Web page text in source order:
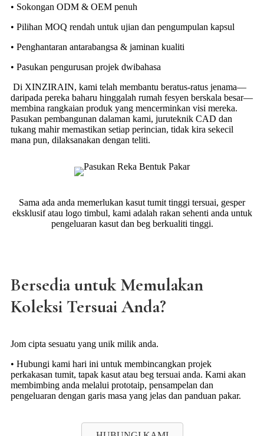
• Sokongan ODM & OEM penuh
• Pilihan MOQ rendah untuk ujian dan pengumpulan kapsul
• Penghantaran antarabangsa & jaminan kualiti
• Pasukan pengurusan projek dwibahasa
Di XINZIRAIN, kami telah membantu beratus-ratus jenama—
daripada pereka baharu hinggalah rumah fesyen berskala besar—
membina rangkaian produk yang mencerminkan visi mereka.
Pasukan pembangunan dalaman kami, juruteknik CAD dan
tukang mahir memastikan setiap perincian, tidak kira sekecil
mana pun, dilaksanakan dengan teliti.
Sama ada anda memerlukan kasut tumit tinggi tersuai, gesper
eksklusif atau logo timbul, kami adalah rakan sehenti anda untuk
pengeluaran kasut dan beg berkualiti tinggi.
Bersedia untuk Memulakan
Koleksi Tersuai Anda?
Jom cipta sesuatu yang unik milik anda.
• Hubungi kami hari ini untuk membincangkan projek
perkakasan tumit, tapak kasut atau beg tersuai anda. Kami akan
membimbing anda melalui prototaip, pensampelan dan
pengeluaran dengan garis masa yang jelas dan panduan pakar.